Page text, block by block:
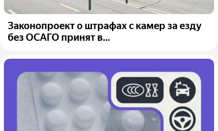
Законопроект о штрафах с камер за езду
без ОСАГО принят в...